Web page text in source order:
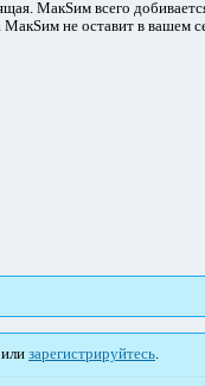
МакSим всего
МакSим не оставит в вашем
или зарегистрируйтесь